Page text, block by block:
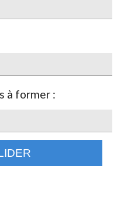
à former :